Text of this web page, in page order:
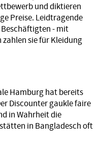
und diktieren
Preise. Leidtragende
- mit
sie für Kleidung
Hamburg hat bereits
Discounter gaukle faire
in Wahrheit die
in Bangladesch oft